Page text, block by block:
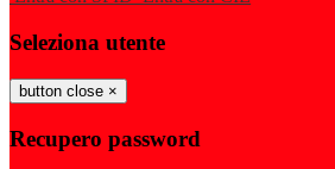
Seleziona utente
button close ×
Recupero password